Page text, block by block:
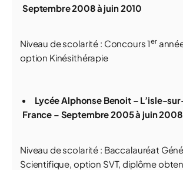
Septembre 2008 à juin 2010
Niveau de scolarité : Concours 1er
option Kinésithérapie
Lycée Alphonse Benoit – L’isle-
France – Septembre 2005 à juin 2008
Niveau de scolarité : Baccalauréat
Scientifique, option SVT, diplôme